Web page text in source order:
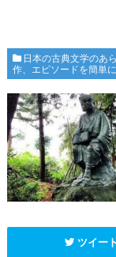
日本の古典文学のあ
作、エピソードを簡単
ツイート